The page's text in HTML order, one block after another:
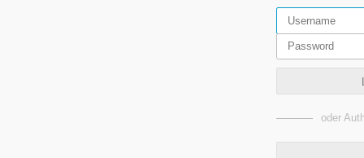
oder